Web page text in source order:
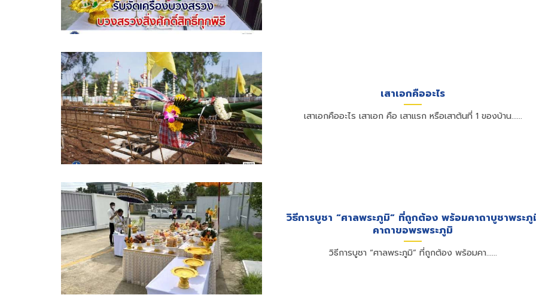
เสาเอกคืออะไร
เสาเอกคืออะไร เสาเอก คือ เสาแรก หรือเสาต้นที่ 1 ของบ้าน......
วิธีการบูชา “ศาลพระภูมิ” ที่ถูกต้อง พร้อมคาถาบูชาพระภู
คาถาขอพรพระภูมิ
วิธีการบูชา “ศาลพระภูมิ” ที่ถูกต้อง พร้อมคา......